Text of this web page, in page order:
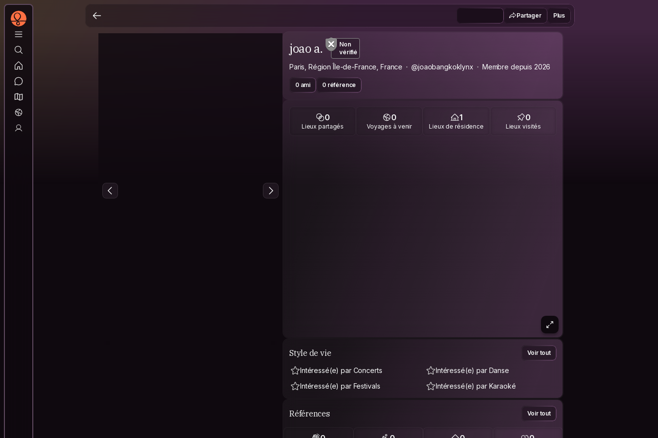
Partager Plus
joao a.
Non
vérifié
Paris, Région Île-de-France, France @joaobangkoklynx Membre depuis 2026
0 ami 0 référence
0
Lieux partagés
0
Voyages à venir
1
Lieux de résidence
0
Lieux visités
Style de vie Voir tout
Intéressé(e) par Concerts
Intéressé(e) par Danse
Intéressé(e) par Festivals
Intéressé(e) par Karaoké
Références Voir tout